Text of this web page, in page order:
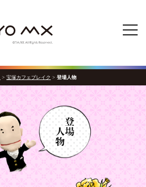
> 宝塚カフェブレイク > 登場人物